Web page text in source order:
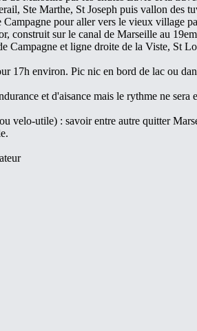
Ste Marthe, St Joseph puis vallon des
Campagne pour aller vers le vieux village
construit sur le canal de Marseille au
Campagne et ligne droite de la Viste, St
17h environ. Pic nic en bord de lac ou
et d'aisance mais le rythme ne
velo-utile) : savoir entre autre quitter